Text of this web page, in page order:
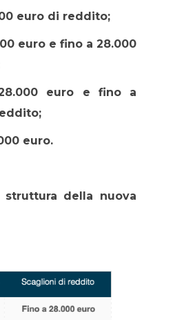
euro di reddito;
euro e fino a 28.000
euro e fino a
euro.
struttura della nuova